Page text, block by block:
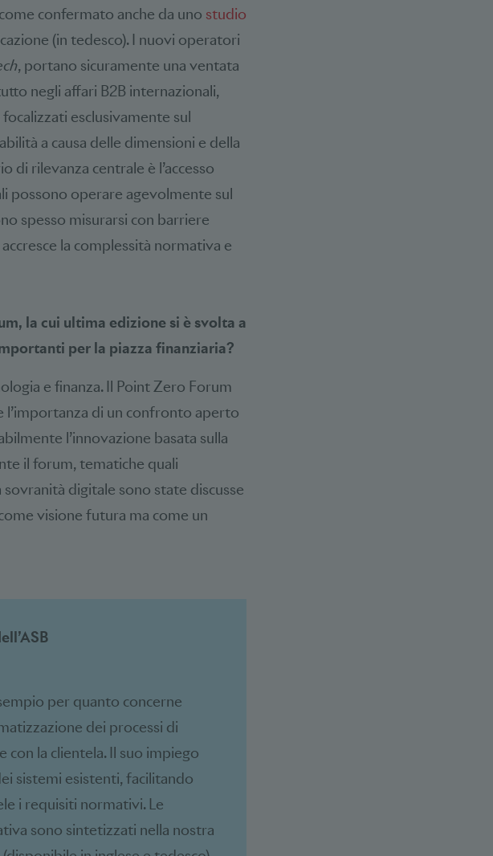
confermato anche da uno studio
(in tedesco). I nuovi operatori
, portano sicuramente una ventata
negli affari B2B internazionali,
esclusivamente sul
a causa delle dimensioni e della
rilevanza centrale è l’accesso
possono operare agevolmente sul
spesso misurarsi con barriere
la complessità normativa e
la cui ultima edizione si è svolta a
per la piazza finanziaria?
e finanza. Il Point Zero Forum
di un confronto aperto
l’innovazione basata sulla
il forum, tematiche quali
digitale sono state discusse
visione futura ma come un
per quanto concerne
dei processi di
con la clientela. Il suo impiego
sistemi esistenti, facilitando
i requisiti normativi. Le
sono sintetizzati nella nostra